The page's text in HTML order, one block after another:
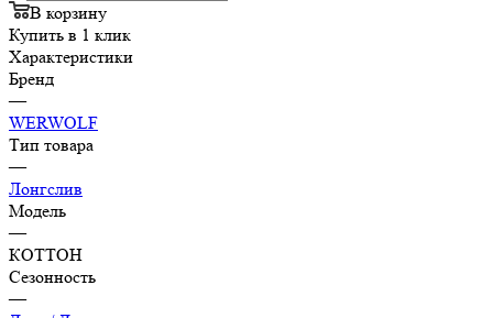
В корзину
Купить в 1 клик
Характеристики
Бренд
—
WERWOLF
Тип товара
—
Лонгслив
Модель
—
КОТТОН
Сезонность
—